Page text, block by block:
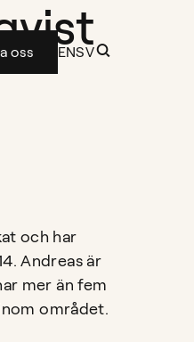
oss ENSV
och har
Andreas är
mer än fem
området.